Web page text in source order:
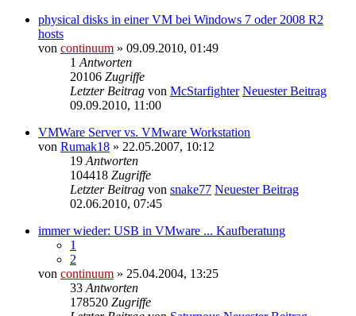
physical disks in einer VM bei Windows 7 oder 2008 R2
hosts
von continuum » 09.09.2010, 01:49
1 Antworten
20106 Zugriffe
Letzter Beitrag von McStarfighter Neuester Beitrag
09.09.2010, 11:00
VMWare Server vs. VMware Workstation
von Rumak18 » 22.05.2007, 10:12
19 Antworten
104418 Zugriffe
Letzter Beitrag von snake77 Neuester Beitrag
02.06.2010, 07:45
immer wieder: USB in VMware ... Kaufberatung
1
2
von continuum » 25.04.2004, 13:25
33 Antworten
178520 Zugriffe